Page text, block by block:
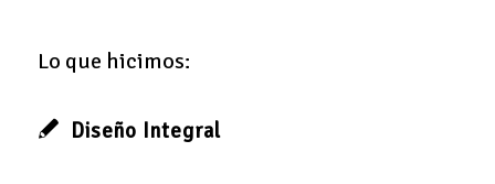
Lo que hicimos:
Diseño Integral